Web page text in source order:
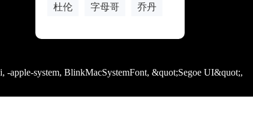
杜伦 字母哥 乔丹
apple-system, BlinkMacSystemFont, &quot;Segoe UI&quot;,